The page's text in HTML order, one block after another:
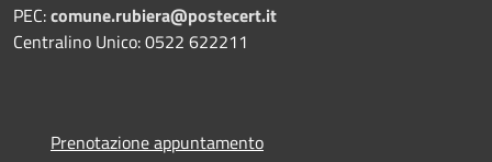
PEC:comune.rubiera@postecert.it
Centralino Unico: 0522 622211
Prenotazione appuntamento